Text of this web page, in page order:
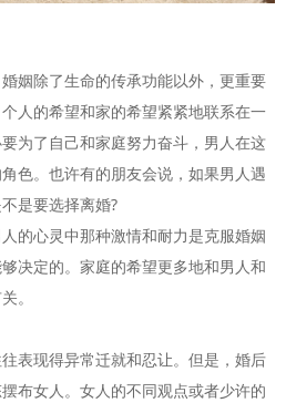
姻除了生命的传承功能以外，更重要
人的希望和家的希望紧紧地联系在一
为了自己和家庭努力奋斗，男人在这
色。也许有的朋友会说，如果男人遇
是要选择离婚?
的心灵中那种激情和耐力是克服婚姻
决定的。家庭的希望更多地和男人和
。
表现得异常迁就和忍让。但是，婚后
布女人。女人的不同观点或者少许的